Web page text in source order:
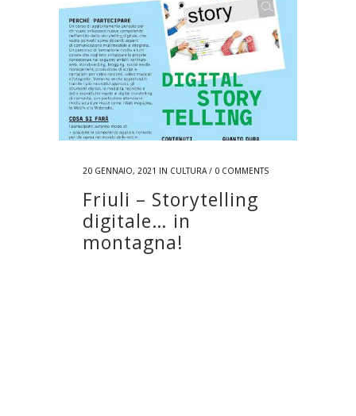
20 GENNAIO, 2021 IN CULTURA/ 0 COMMENTS
Friuli – Storytelling
digitale… in
montagna!